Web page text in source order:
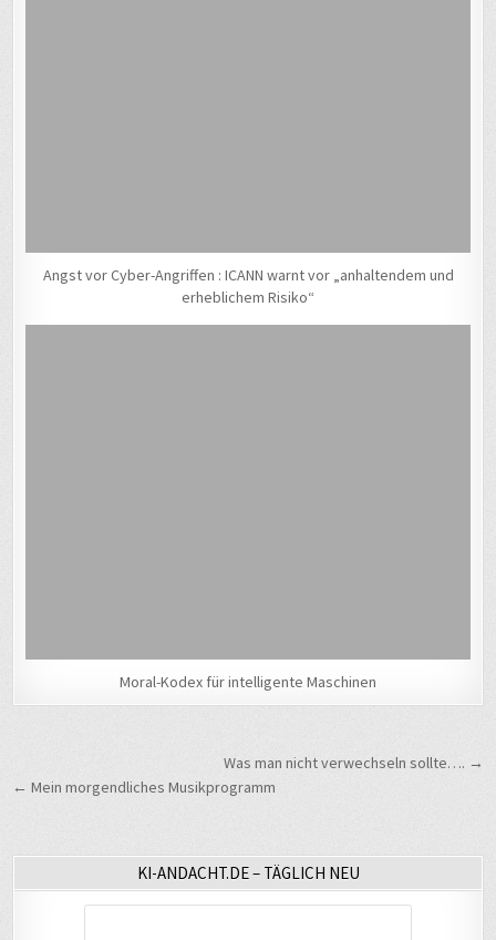
Angst vor Cyber-Angriffen : ICANN warnt vor „anhaltendem und
erheblichem Risiko“
Moral-Kodex für intelligente Maschinen
BeitragsnavigationWas man nicht verwechseln sollte…. →
← Mein morgendliches Musikprogramm
KI-ANDACHT.DE – TÄGLICH NEU